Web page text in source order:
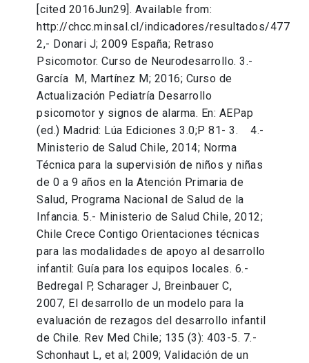
[cited 2016Jun29]. Available from:
http://chcc.minsal.cl/indicadores/resultados/477
2,- Donari J; 2009 España; Retraso
Psicomotor. Curso de Neurodesarrollo. 3.-
García M, Martínez M; 2016; Curso de
Actualización Pediatría Desarrollo
psicomotor y signos de alarma. En: AEPap
(ed.) Madrid: Lúa Ediciones 3.0;P 81- 3. 4.-
Ministerio de Salud Chile, 2014; Norma
Técnica para la supervisión de niños y niñas
de 0 a 9 años en la Atención Primaria de
Salud, Programa Nacional de Salud de la
Infancia. 5.- Ministerio de Salud Chile, 2012;
Chile Crece Contigo Orientaciones técnicas
para las modalidades de apoyo al desarrollo
infantil: Guía para los equipos locales. 6.-
Bedregal P, Scharager J, Breinbauer C,
2007, El desarrollo de un modelo para la
evaluación de rezagos del desarrollo infantil
de Chile. Rev Med Chile; 135 (3): 403-5. 7.-
Schonhaut L, et al; 2009; Validación de un